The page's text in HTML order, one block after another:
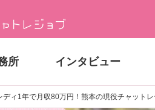
所 インタビュー
ディ1年で月収80万円！熊本の現役チャットレ